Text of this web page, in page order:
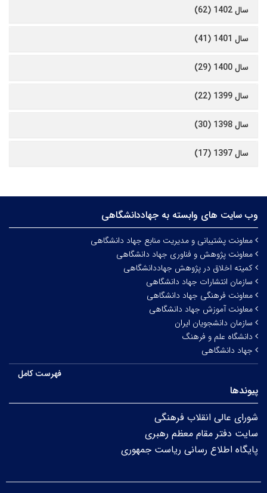
سال 1402 (62)
سال 1401 (41)
سال 1400 (29)
سال 1399 (22)
سال 1398 (30)
سال 1397 (17)
وب سایت های وابسته به جهاددانشگاهی
معاونت پشتیبانی و مدیریت منابع جهاد دانشگاهی
معاونت پژوهش و فناوری جهاد دانشگاهی
کمیته اخلاق در پژوهش جهاددانشگاهی
سازمان انتشارات جهاد دانشگاهی
معاونت فرهنگی جهاد دانشگاهی
معاونت آموزش جهاد دانشگاهی
سازمان دانشجویان ایران
دانشگاه علم و فرهنگ
جهاد دانشگاهی
فهرست کامل
پیوندها
شورای عالی انقلاب فرهنگی
سایت دفتر مقام معظم رهبری
پایگاه اطلاع رسانی ریاست جمهوری